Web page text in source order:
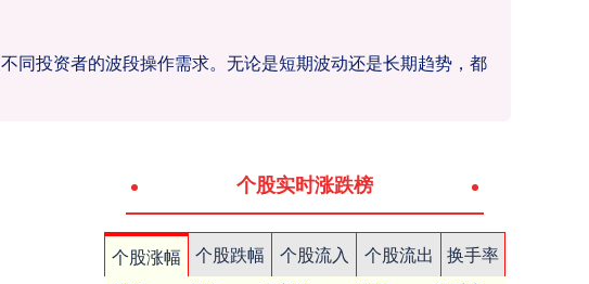
同投资者的波段操作需求。无论是短期波动还是长期趋势，都
个股实时涨跌榜
个股涨幅 个股跌幅 个股流入 个股流出
换手率